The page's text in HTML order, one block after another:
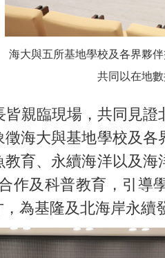
海大與五所基地學校及各界夥
共同以在地
親臨現場，共同見證
海大與基地學校及
育、永續海洋以及
作及科普教育，引導
為基隆及北海岸永續